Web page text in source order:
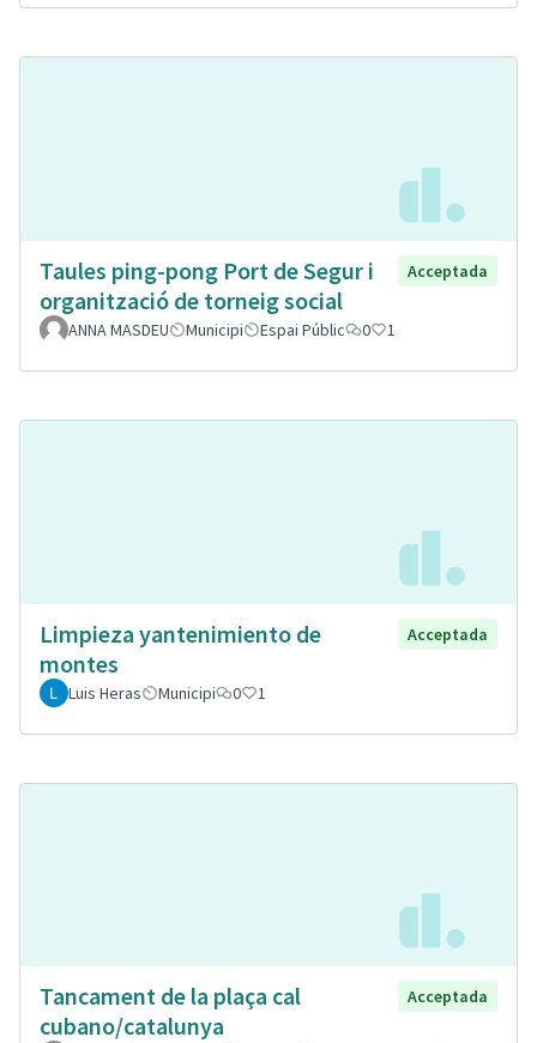
Taules ping-pong Port de Segur i
organització de torneig social
Acceptada
ANNA MASDEU Municipi Espai Públic 0 1
Limpieza yantenimiento de
montes
Acceptada
Luis Heras Municipi 0 1
Tancament de la plaça cal
cubano/catalunya
Acceptada